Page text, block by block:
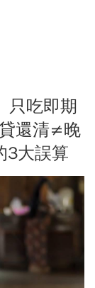
只吃即期
還清≠晚
3大誤算